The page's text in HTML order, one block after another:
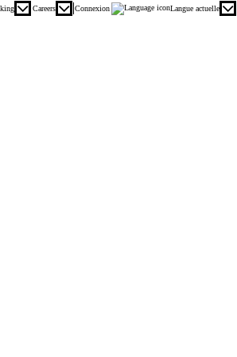
ou Espace pour agrandir et sur la touche Échap pour réduire
Careers Connexion Langue actuelle